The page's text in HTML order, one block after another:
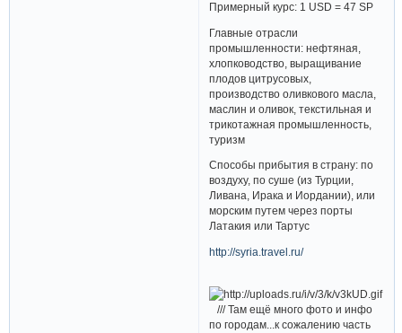
Примерный курс: 1 USD = 47 SP
Главные отрасли
промышленности: нефтяная,
хлопководство, выращивание
плодов цитрусовых,
производство оливкового масла,
маслин и оливок, текстильная и
трикотажная промышленность,
туризм
Способы прибытия в страну: по
воздуху, по суше (из Турции,
Ливана, Ирака и Иордании), или
морским путем через порты
Латакия или Тартус
http://syria.travel.ru/
/// Там ещё много фото и инфо
по городам...к сожалению часть